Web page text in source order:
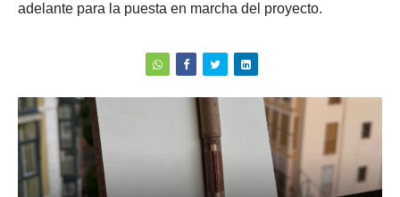
adelante para la puesta en marcha del proyecto.